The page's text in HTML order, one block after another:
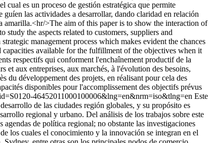
cual es un proceso de gestión estratégica que permite
las actividades a desarrollar, dando claridad en relación
amarilla.<hr/>The aim of this paper is to show the interaction of
the aspects related to customers, suppliers and
management process which makes evident the chances
available for the fulfillment of the objectives when it
respectifs qui conforment l'enchaînement productif de la
et aux entreprises, aux marchés, à l'évolution des besoins,
du développement des projets, en réalisant pour cela des
disponibles pour l'accomplissement des objectifs prévus
46452011000100006&lng=en&nrm=iso&tlng=en Este
de las ciudades región globales, y su propósito es
regional y urbano. Del análisis de los trabajos sobre este
de política regional; no obstante las investigaciones
los cuales el conocimiento y la innovación se integran en el